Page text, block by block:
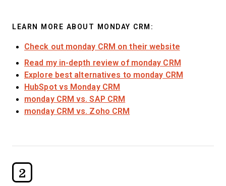
LEARN MORE ABOUT MONDAY CRM:
Check out monday CRM on their website
Read my in-depth review of monday CRM
Explore best alternatives to monday CRM
HubSpot vs Monday CRM
monday CRM vs. SAP CRM
monday CRM vs. Zoho CRM
2